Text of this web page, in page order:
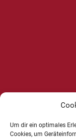
Um dir ein optimales
Cookies, um